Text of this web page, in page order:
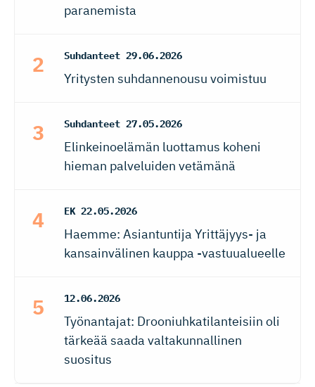
paranemista
Suhdanteet 29.06.2026
Yritysten suhdannenousu voimistuu
Suhdanteet 27.05.2026
Elinkeinoelämän luottamus koheni
hieman palveluiden vetämänä
EK 22.05.2026
Haemme: Asiantuntija Yrittäjyys- ja
kansainvälinen kauppa -vastuualueelle
12.06.2026
Työnantajat: Drooniuhkatilanteisiin oli
tärkeää saada valtakunnallinen
suositus